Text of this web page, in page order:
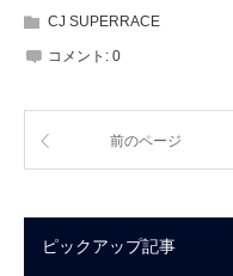
CJ SUPERRACE
コメント: 0
前のページ
ピックアップ記事